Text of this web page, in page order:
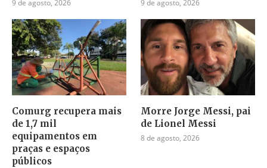
9 de agosto, 2026 9 de agosto, 2026
Comurg recupera mais
de 1,7 mil
equipamentos em
praças e espaços
públicos
Morre Jorge Messi, pai
de Lionel Messi
8 de agosto, 2026